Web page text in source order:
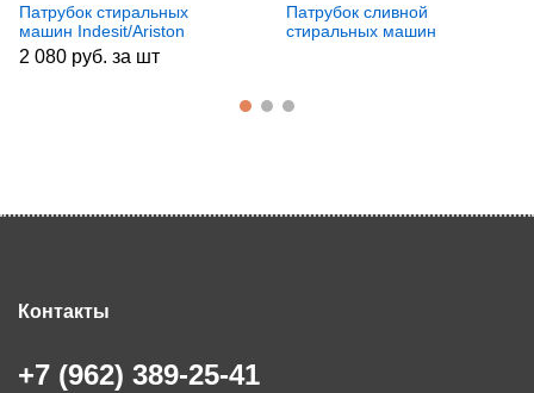
Патрубок стиральных
машин Indesit/Ariston
111502, зам. C00111502,
482000022817
2 080 руб. за шт
Патрубок сливной
стиральных машин
Контакты
+7 (962) 389-25-41